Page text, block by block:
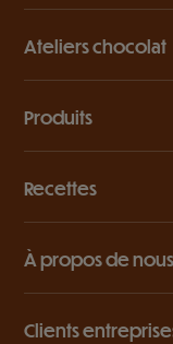
Ateliers chocolat
Produits
Recettes
À propos de nous
Clients